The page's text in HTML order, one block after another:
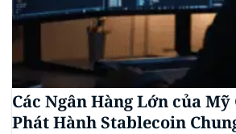
Các Ngân Hàng Lớn của Mỹ
Phát Hành Stablecoin